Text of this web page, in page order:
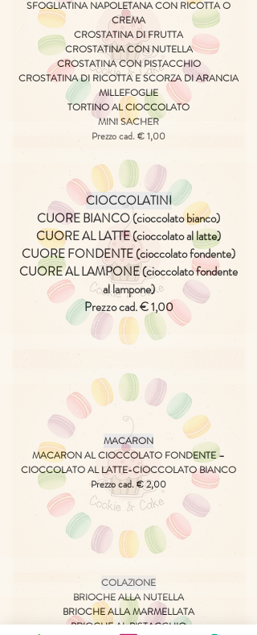
SFOGLIATINA NAPOLETANA CON RICOTTA O
CREMA
CROSTATINA DI FRUTTA
CROSTATINA CON NUTELLA
CROSTATINA CON PISTACCHIO
CROSTATINA DI RICOTTA E SCORZA DI ARANCIA
MILLEFOGLIE
TORTINO AL CIOCCOLATO
MINI SACHER
Prezzo cad. € 1,00
MACARON
MACARON AL CIOCCOLATO FONDENTE –
CIOCCOLATO AL LATTE-CIOCCOLATO BIANCO
Prezzo cad. € 2,00
COLAZIONE
BRIOCHE ALLA NUTELLA
BRIOCHE ALLA MARMELLATA
BRIOCHE AL PISTACCHIO
CIOCCOLATINI
CUORE BIANCO (cioccolato bianco)
CUORE AL LATTE (cioccolato al latte)
CUORE FONDENTE (cioccolato fondente)
CUORE AL LAMPONE (cioccolato fondente
al lampone)
Prezzo cad. € 1,00